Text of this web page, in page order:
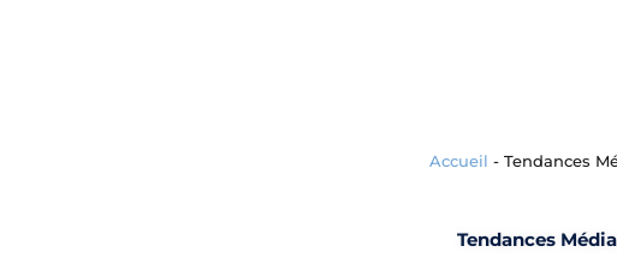
Accueil - Tendances
Tendances